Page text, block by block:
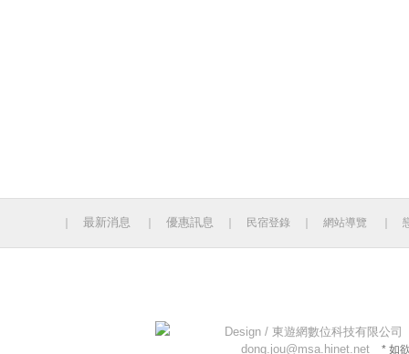
最新消息 優惠訊息 民宿登錄 網站導覽
Design / 東遊網數位科技有限公司
dong.jou@msa.hinet.net
* 如